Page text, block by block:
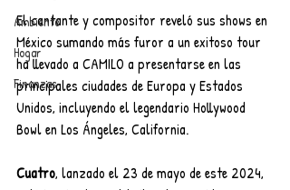
Ambiente
Hogar
Finanzas
El cantante y compositor reveló sus shows en
México sumando más furor a un exitoso tour
ha llevado a CAMILO a presentarse en las
principales ciudades de Europa y Estados
Unidos, incluyendo el legendario Hollywood
Bowl en Los Ángeles, California.
Cuatro, lanzado el 23 de mayo de este 2024,